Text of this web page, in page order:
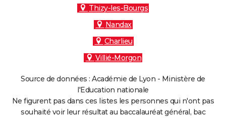
Thizy-les-Bourgs
Nandax
Charlieu
Villié-Morgon
Source de données : Académie de Lyon - Ministère de
l'Education nationale
Ne figurent pas dans ces listes les personnes qui n'ont pas
souhaité voir leur résultat au baccalauréat général, bac